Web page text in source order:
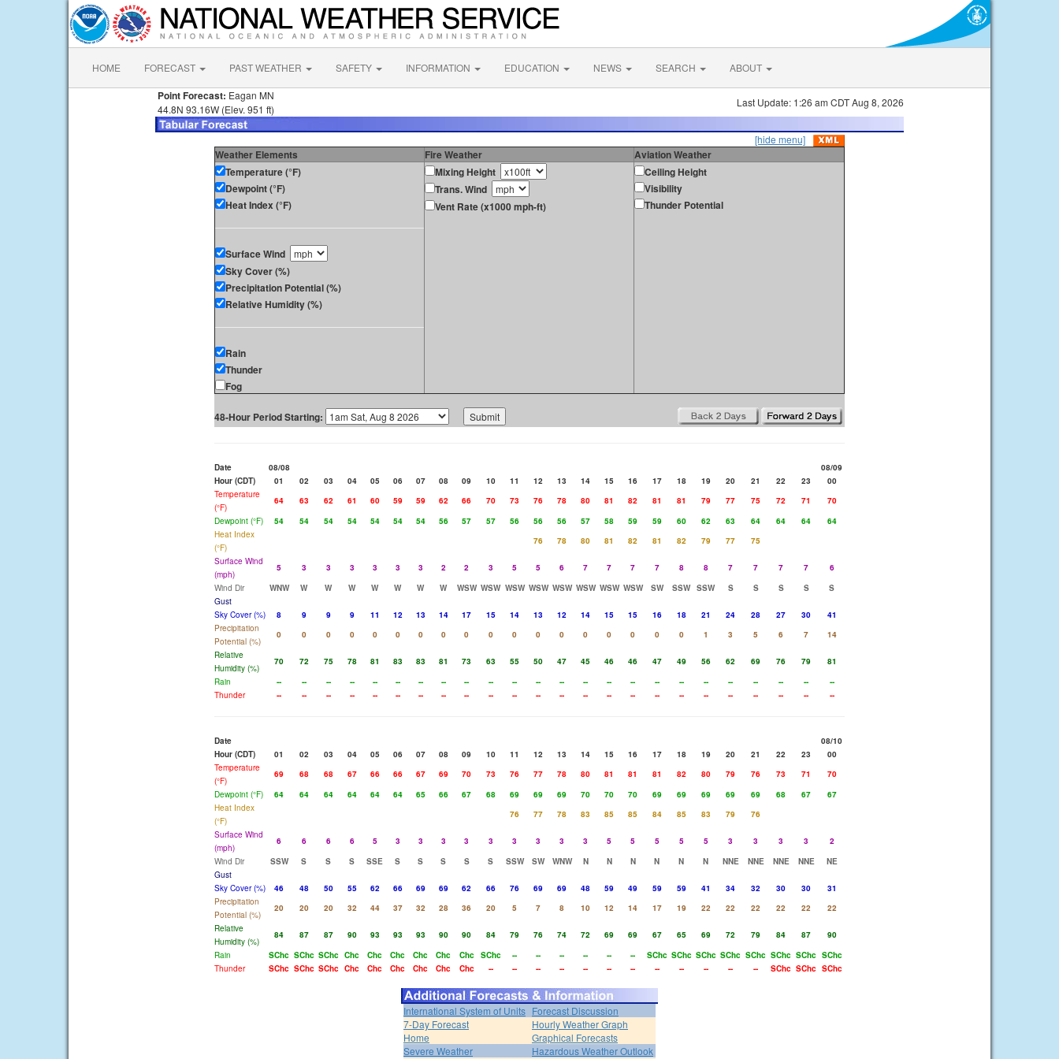
HOME FORECAST PAST WEATHER SAFETY INFORMATION EDUCATION NEWS SEARCH ABOUT
Point Forecast: Eagan MN
44.8N 93.16W (Elev. 951 ft)
Last Update: 1:26 am CDT Aug 8, 2026
[hide menu]
Weather Elements Fire Weather
Aviation Weather
Temperature (°F)
Dewpoint (°F)
Heat Index (°F)
Surface Wind
Sky Cover (%)
Precipitation Potential (%)
Relative Humidity (%)
Rain
Thunder
Fog
Mixing Height
Trans. Wind
Vent Rate (x1000 mph-ft)
Ceiling Height
Visibility
Thunder Potential
48-Hour Period Starting:
Date 08/08
08/09
Hour (CDT)
01 02 03 04 05 06 07 08 09 10 11 12 13 14 15 16 17 18 19 20 21 22 23
00
Temperature
(°F)
64 63 62 61 60 59 59 62 66 70 73 76 78 80 81 82 81 81 79 77 75 72 71
70
Dewpoint (°F)
54 54 54 54 54 54 54 56 57 57 56 56 56 57 58 59 59 60 62 63 64 64 64
64
Heat Index
(°F)
76 78 80 81 82 81 82 79 77
75
Surface Wind
(mph)
5 3 3 3 3 3 3 2 2 3 5 5 6 7 7 7 7 8 8 7 7 7 7
6
Wind Dir
WNW W W W W W W W WSW WSW WSW WSW WSW WSW WSW WSW SW SSW SSW S S S S
S
Gust
Sky Cover (%)
8 9 9 9 11 12 13 14 17 15 14 13 12 14 15 15 16 18 21 24 28 27 30
41
Precipitation
Potential (%)
0 0 0 0 0 0 0 0 0 0 0 0 0 0 0 0 0 0 1 3 5 6 7
14
Relative
Humidity (%)
70 72 75 78 81 83 83 81 73 63 55 50 47 45 46 46 47 49 56 62 69 76 79
81
Rain
-- -- -- -- -- -- -- -- -- -- -- -- -- -- -- -- -- -- -- -- -- -- --
--
Thunder
-- -- -- -- -- -- -- -- -- -- -- -- -- -- -- -- -- -- -- -- -- -- -- --
Date
08/10
Hour (CDT)
01 02 03 04 05 06 07 08 09 10 11 12 13 14 15 16 17 18 19 20 21 22 23
00
Temperature
(°F)
69 68 68 67 66 66 67 69 70 73 76 77 78 80 81 81 81 82 80 79 76 73 71
70
Dewpoint (°F)
64 64 64 64 64 64 65 66 67 68 69 69 69 70 70 70 69 69 69 69 69 68 67
67
Heat Index
(°F)
76 77 78 83 85 85 84 85 83 79
76
Surface Wind
(mph)
6 6 6 6 5 3 3 3 3 3 3 3 3 3 5 5 5 5 5 3 3 3 3
2
Wind Dir
SSW S S S SSE S S S S S SSW SW WNW N N N N N N NNE NNE NNE NNE
NE
Gust
Sky Cover (%)
46 48 50 55 62 66 69 69 62 66 76 69 69 48 59 49 59 59 41 34 32 30 30
31
Precipitation
Potential (%)
20 20 20 32 44 37 32 28 36 20 5 7 8 10 12 14 17 19 22 22 22 22 22
22
Relative
Humidity (%)
84 87 87 90 93 93 93 90 90 84 79 76 74 72 69 69 67 65 69 72 79 84 87
90
Rain
SChc SChc SChc Chc Chc Chc Chc Chc Chc SChc -- -- -- -- -- -- SChc SChc SChc SChc SChc SChc SChc SChc
Thunder
SChc SChc SChc Chc Chc Chc Chc Chc Chc -- -- -- -- -- -- -- -- -- -- -- -- SChc SChc SChc
International System of Units Forecast Discussion
7-Day Forecast
Hourly Weather Graph
Home
Graphical Forecasts
Severe Weather
Hazardous Weather Outlook